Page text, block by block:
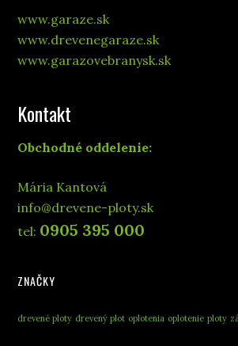
www.garaze.sk
www.drevenegaraze.sk
www.garazovebranysk.sk
Kontakt
Obchodné oddelenie:
Mária Kantová
info@drevene-ploty.sk
tel: 0905 395 000
ZNAČKY
drevené ploty drevený plot oplotenia oplotenie ploty